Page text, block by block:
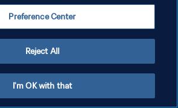
VERWALTEN
Preference Center
Reject All
I'm OK with that